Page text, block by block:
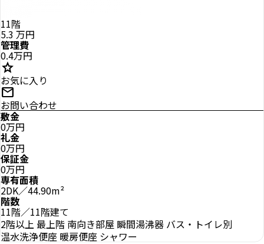
11階
5.3 万円
管理費
0.4万円
star
お気に入り
mail
お問い合わせ
敷金
0万円
礼金
0万円
保証金
0万円
専有面積
2DK／44.90m²
階数
11階／11階建て
2階以上 最上階 南向き部屋 瞬間湯沸器 バス・トイレ別
温水洗浄便座 暖房便座 シャワー